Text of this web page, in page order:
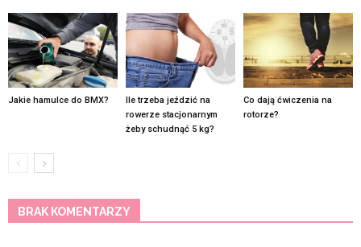
Jakie hamulce do BMX?
Ile trzeba jeździć na
rowerze stacjonarnym
żeby schudnąć 5 kg?
Co dają ćwiczenia na
rotorze?
BRAK KOMENTARZY